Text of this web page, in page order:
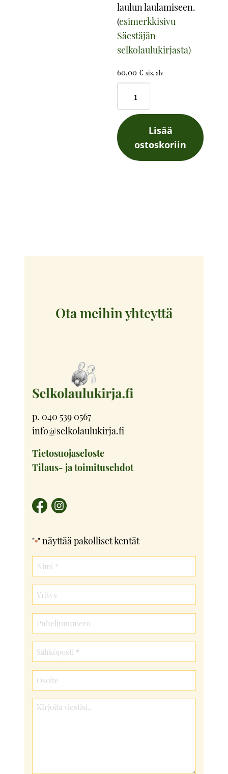
laulun laulamiseen.
(esimerkkisivu
Säestäjän
selkolaulukirjasta)
60,00€ sis. alv
Nuottikirja
määrä
Lisää
ostoskoriin
Ota meihin yhteyttä
p. 040 539 0567
info@selkolaulukirja.fi
Tietosuojaseloste
Tilaus- ja toimitusehdot
"*" näyttää pakolliset kentät